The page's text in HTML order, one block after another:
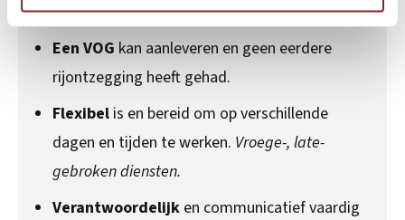
overleggen en in goede gezondheid verkeert.
Een VOG kan aanleveren en geen eerdere
rijontzegging heeft gehad.
Flexibel is en bereid om op verschillende
dagen en tijden te werken. Vroege-, late-
gebroken diensten.
Verantwoordelijk en communicatief vaardig